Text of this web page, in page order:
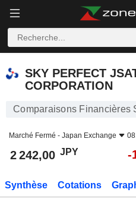
SKY PERFECT
CORPORATION
Comparaisons Financières
Marché Fermé - Japan Exchange
2 242,00 JPY -
Synthèse Cotations